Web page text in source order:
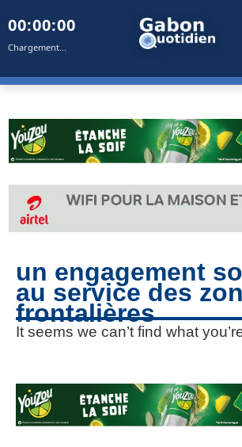
00:00:00
Chargement...
un engagement
au service des
frontalières
It seems we can’t find what